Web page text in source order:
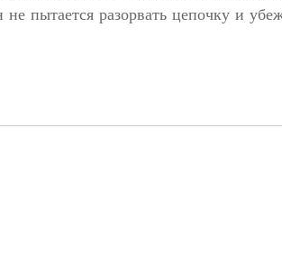
пытается разорвать цепочку и